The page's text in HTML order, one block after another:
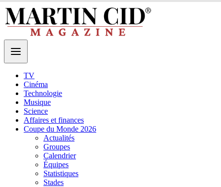
TV
Cinéma
Technologie
Musique
Science
Affaires et finances
Coupe du Monde 2026
Actualités
Groupes
Calendrier
Équipes
Statistiques
Stades